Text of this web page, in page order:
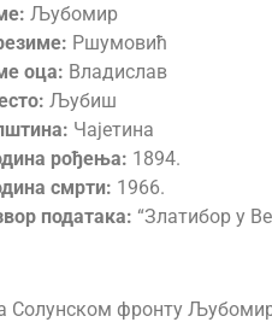
Љубомир
Ршумовић
оца: Владислав
Љубиш
Чајетина
рођења: 1894.
смрти: 1966.
података: “Златибор у
Солунском фронту Љубомир